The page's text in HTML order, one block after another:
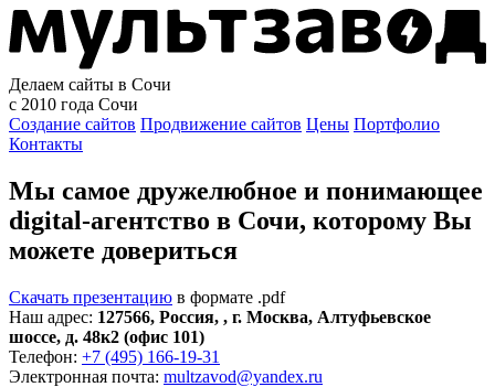
Делаем сайты в Сочи
с 2010 года Сочи
Создание сайтов Продвижение сайтов Цены Портфолио
Контакты
Мы самое дружелюбное и понимающее
digital-агентство в Сочи, которому Вы
можете довериться
Скачать презентацию в формате .pdf
Наш адрес: 127566, Россия, , г. Москва, Алтуфьевское
шоссе, д. 48к2 (офис 101)
Телефон: +7 (495) 166-19-31
Электронная почта: multzavod@yandex.ru